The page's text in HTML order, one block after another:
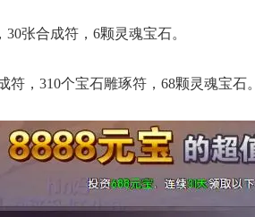
张合成符，6颗灵魂宝石。
符，310个宝石雕琢符，68颗灵魂宝石。